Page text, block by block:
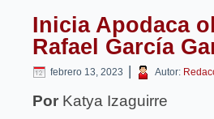
Inicia Apodaca
Rafael García
febrero 13, 2023 | Autor:
Por Katya Izaguirre